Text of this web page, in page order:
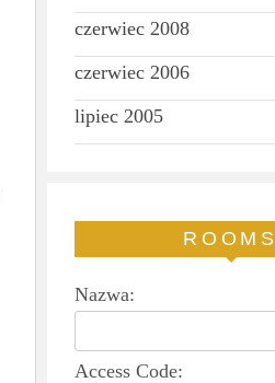
czerwiec 2008
czerwiec 2006
lipiec 2005
ROOMS
Nazwa:
Access Code: